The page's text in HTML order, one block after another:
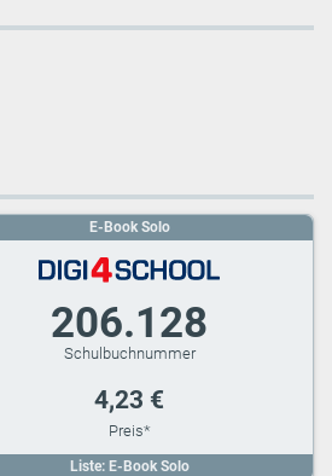
Liste: E-Book Solo
E-Book Solo
206.128
4,23 €